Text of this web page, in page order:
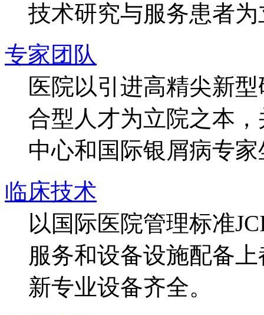
技术研究与服务患者
专家团队
医院以引进高精尖新
合型人才为立院之本
中心和国际银屑病专
临床技术
以国际医院管理标准
服务和设备设施配备
新专业设备齐全。